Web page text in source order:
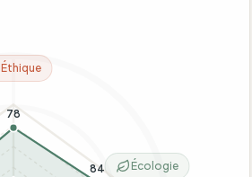
78
84
Éthique
Écologie